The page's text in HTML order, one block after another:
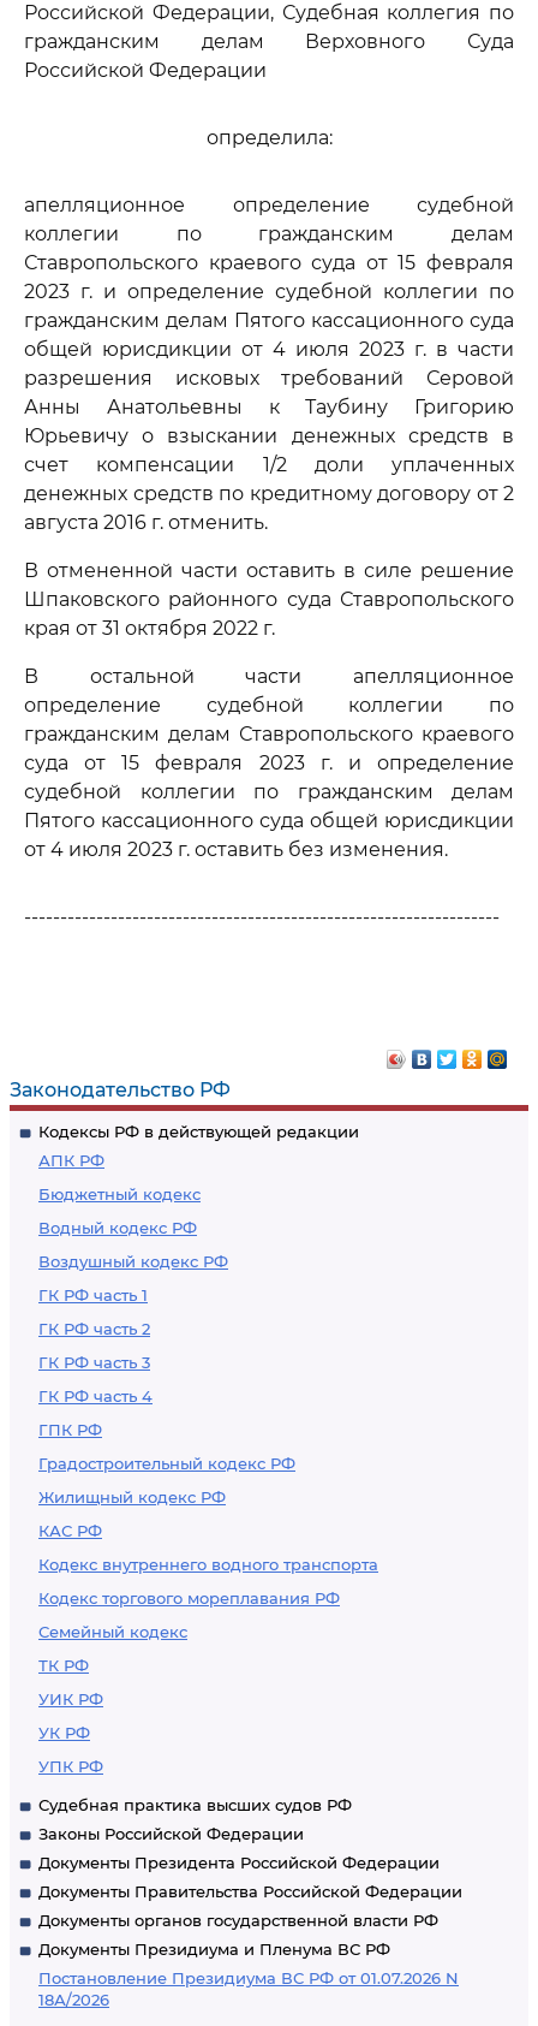
Законодательство РФ
Кодексы РФ в действующей редакции
АПК РФ
Бюджетный кодекс
Водный кодекс РФ
Воздушный кодекс РФ
ГК РФ часть 1
ГК РФ часть 2
ГК РФ часть 3
ГК РФ часть 4
ГПК РФ
Градостроительный кодекс РФ
Жилищный кодекс РФ
КАС РФ
Кодекс внутреннего водного транспорта
Кодекс торгового мореплавания РФ
Семейный кодекс
ТК РФ
УИК РФ
УК РФ
УПК РФ
Судебная практика высших судов РФ
Законы Российской Федерации
Документы Президента Российской Федерации
Документы Правительства Российской Федерации
Документы органов государственной власти РФ
Документы Президиума и Пленума ВС РФ
Постановление Президиума ВС РФ от 01.07.2026 N
18А/2026
Российской Федерации, Судебная коллегия по
гражданским делам Верховного Суда
Российской Федерации
определила:
апелляционное определение судебной
коллегии по гражданским делам
Ставропольского краевого суда от 15 февраля
2023 г. и определение судебной коллегии по
гражданским делам Пятого кассационного суда
общей юрисдикции от 4 июля 2023 г. в части
разрешения исковых требований Серовой
Анны Анатольевны к Таубину Григорию
Юрьевичу о взыскании денежных средств в
счет компенсации 1/2 доли уплаченных
денежных средств по кредитному договору от 2
августа 2016 г. отменить.
В отмененной части оставить в силе решение
Шпаковского районного суда Ставропольского
края от 31 октября 2022 г.
В остальной части апелляционное
определение судебной коллегии по
гражданским делам Ставропольского краевого
суда от 15 февраля 2023 г. и определение
судебной коллегии по гражданским делам
Пятого кассационного суда общей юрисдикции
от 4 июля 2023 г. оставить без изменения.
------------------------------------------------------------------